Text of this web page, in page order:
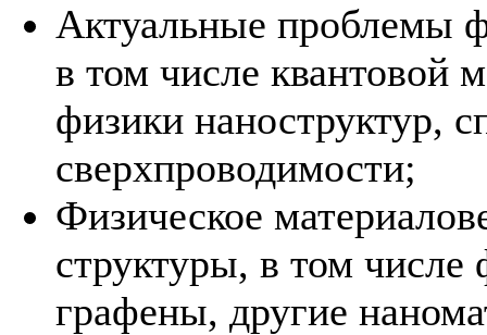
Актуальные проблемы
в том числе квантовой
физики наноструктур,
сверхпроводимости;
Физическое
структуры, в том
графены, другие